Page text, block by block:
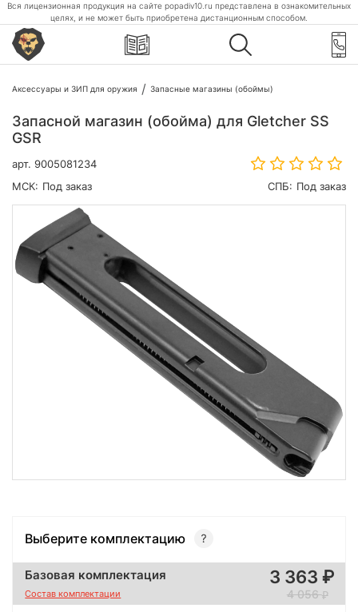
Вся лицензионная продукция на сайте popadiv10.ru представлена в ознакомительных
целях, и не может быть приобретена дистанционным способом.
Аксессуары и ЗИП для оружия Запасные магазины (обоймы)
Запасной магазин (обойма) для Gletcher SS
GSR
арт. 9005081234
МСК: Под заказ СПБ: Под заказ
Выберите комплектацию
Базовая комплектация
Состав комплектации
3 363
4 056